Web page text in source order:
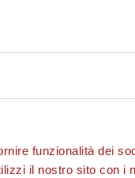
funzionalità dei
il nostro sito con i